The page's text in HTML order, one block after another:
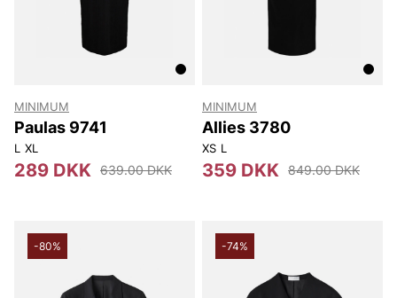
MINIMUM
Paulas 9741
L XL
289 DKK 639.00 DKK
MINIMUM
Allies 3780
XS L
359 DKK 849.00 DKK
-80% -74%